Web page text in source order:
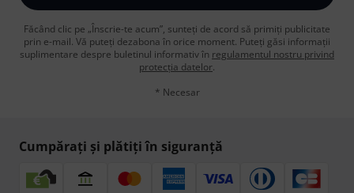
Făcând clic pe „Înscrie-te acum”, sunteți de acord să primiți publicitate
prin e-mail. Vă puteți dezabona în orice moment. Puteți găsi informații
suplimentare despre buletinul informativ în regulamentul nostru privind
protecția datelor.
* Necesar
Cumpărați și plătiți în siguranță